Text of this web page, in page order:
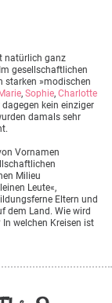
natürlich ganz
gesellschaftlichen
starken »modischen
, Sophie, Charlotte
kein einziger
damals sehr
Vornamen
Milieu
Leute«,
Eltern und
dem Land. Wie wird
welchen Kreisen ist